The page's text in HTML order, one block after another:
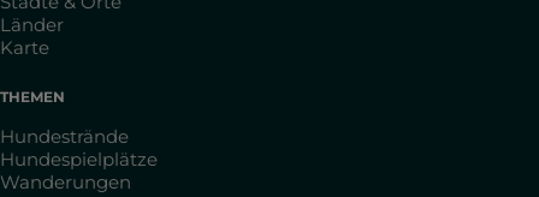
Länder
Karte
THEMEN
Hundestrände
Hundespielplätze
Wanderungen